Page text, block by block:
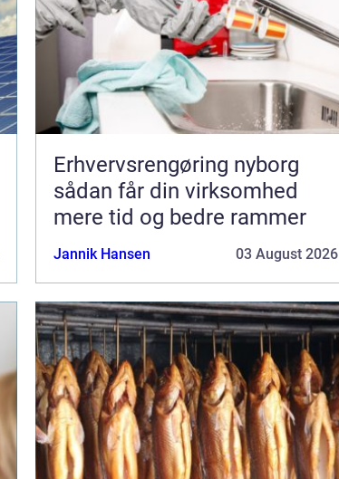
Erhvervsrengøring nyborg
sådan får din virksomhed
mere tid og bedre rammer
Jannik Hansen 03 August 2026